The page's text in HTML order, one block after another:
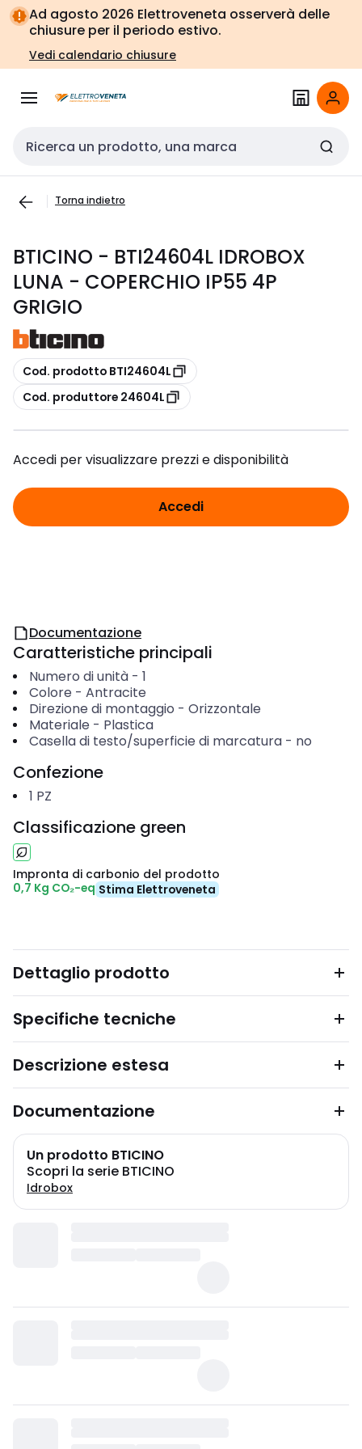
Vai alla
navigazione
Vai
alla
pagina
Ad agosto 2026 Elettroveneta osserverà delle
chiusure per il periodo estivo.
Vedi calendario chiusure
Cerca input
Torna indietro
BTICINO - BTI24604L IDROBOX
LUNA - COPERCHIO IP55 4P
GRIGIO
copia
Cod. prodotto BTI24604L
copia
Cod. produttore 24604L
Accedi per visualizzare prezzi e disponibilità
Accedi
Documentazione
Caratteristiche principali
Numero di unità- 1
Colore - Antracite
Direzione di montaggio - Orizzontale
Materiale - Plastica
Casella di testo/superficie di marcatura- no
Confezione
1 PZ
Classificazione green
Impronta di carbonio del prodotto
0,7 Kg CO₂-eq Stima Elettroveneta
Dettaglio prodotto
Specifiche tecniche
Descrizione estesa
Documentazione
Un prodotto BTICINO
Scopri la serie BTICINO
Idrobox